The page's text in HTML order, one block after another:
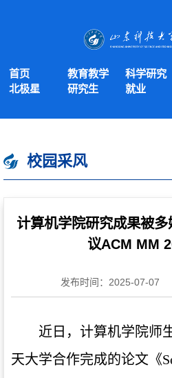
首页 教育教学 科学研究
北极星
研究生 就业
校园采风
计算机学院研究成果被
议ACM MM
发布时间：2025-07-07
近日，计算机学院师
天大学合作完成的论文《